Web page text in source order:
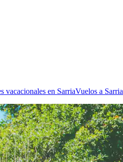
vacacionales en SarriaVuelos a Sarria